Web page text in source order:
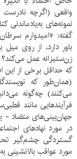
واقعی (اگرچه
نمونه‌های به‌یادماندنی
گفته: «امیدوارم
باور دارد، از روی میل
زن‌ستیزانه عمل
که حداقل برخی از این
(همان‌طور که
می‌کنند) چه‌گونه
فرآیندهایی مانند
جهان‌بینی‌های متضاد -
در مورد نهادهای
گستردگی چشم‌گیر
مورد عواقب